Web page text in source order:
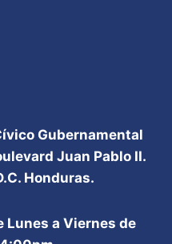
Gubernamental
Juan Pablo II.
Honduras.
Lunes a Viernes de